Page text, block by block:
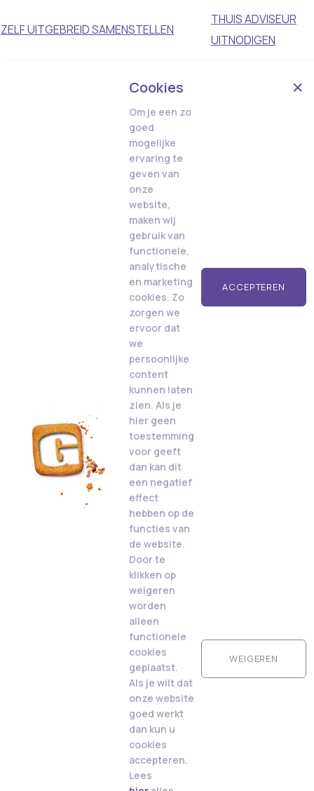
ZELF UITGEBREID SAMENSTELLEN
THUIS ADVISEUR
UITNODIGEN
Cookies
Om je een zo
goed
mogelijke
ervaring te
geven van
onze
website,
maken wij
gebruik van
functionele,
analytische
en marketing
cookies. Zo
zorgen we
ervoor dat
we
persoonlijke
content
kunnen laten
zien. Als je
hier geen
toestemming
voor geeft
dan kan dit
een negatief
effect
hebben op de
functies van
de website.
Door te
klikken op
weigeren
worden
alleen
functionele
cookies
geplaatst.
Als je wilt dat
onze website
goed werkt
dan kun u
cookies
accepteren.
Lees
ACCEPTEREN
WEIGEREN